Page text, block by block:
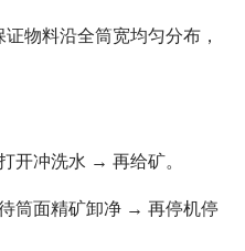
物料沿全筒宽均匀分布，
开冲洗水 → 再给矿。
筒面精矿卸净 → 再停机停